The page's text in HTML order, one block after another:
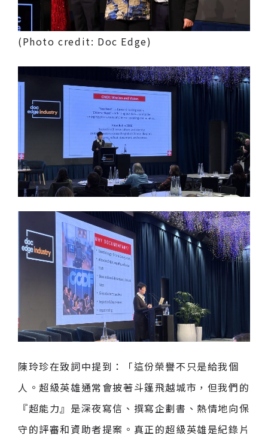
(Photo credit: Doc Edge)
陳玲珍在致詞中提到：「這份榮譽不只是給我個
人。超級英雄通常會披著斗篷飛越城市，但我們的
『超能力』是深夜寫信、撰寫企劃書、熱情地向保
守的評審和資助者提案。真正的超級英雄是紀錄片